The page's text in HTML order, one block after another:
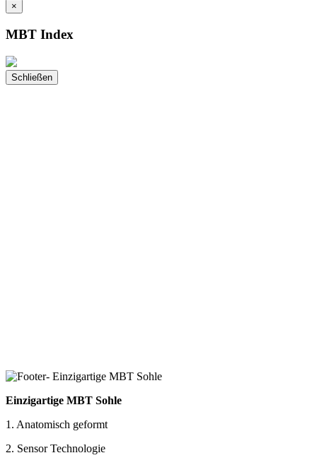
×
MBT Index
Schließen
Einzigartige MBT Sohle
1. Anatomisch geformt
2. Sensor Technologie